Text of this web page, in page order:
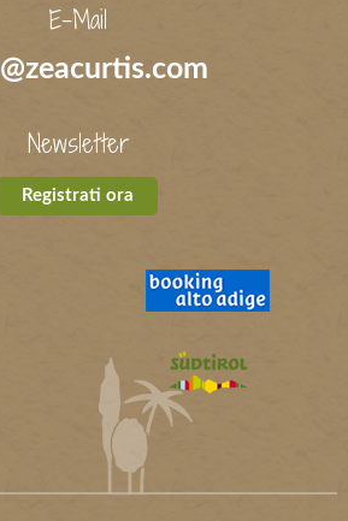
E-Mail
Newsletter
Registrati ora